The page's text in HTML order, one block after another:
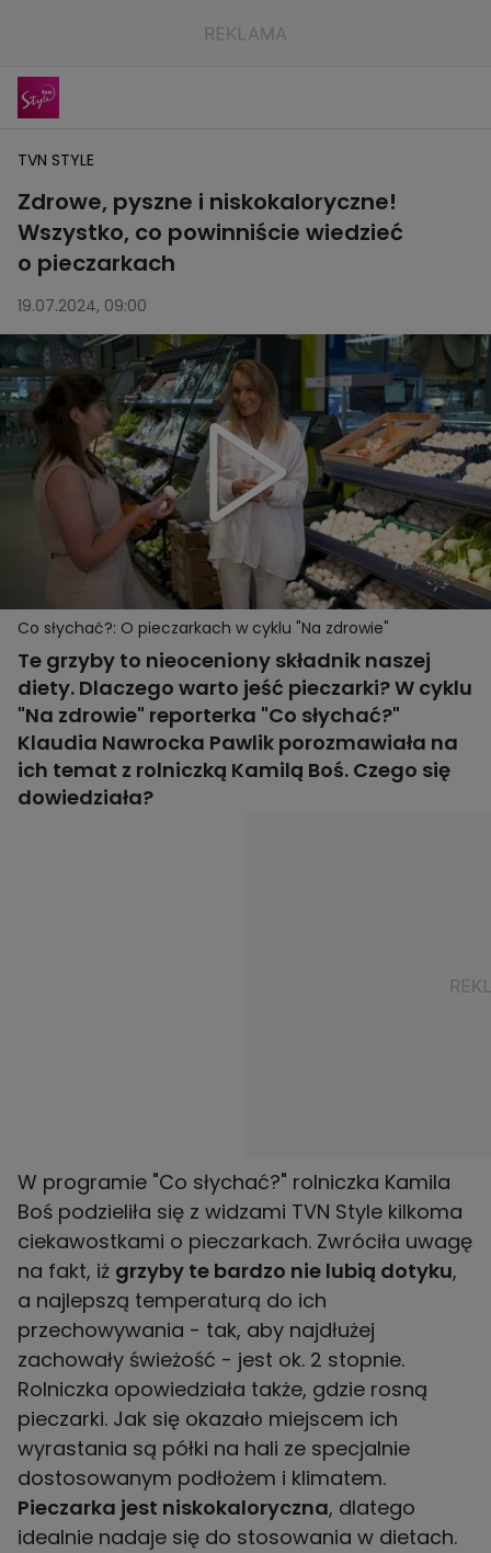
TVN STYLE
Zdrowe, pyszne i niskokaloryczne!
Wszystko, co powinniście wiedzieć
o pieczarkach
19.07.2024, 09:00
Co słychać?: O pieczarkach w cyklu "Na zdrowie"
Te grzyby to nieoceniony składnik naszej
diety. Dlaczego warto jeść pieczarki? W cyklu
"Na zdrowie" reporterka "Co słychać?"
Klaudia Nawrocka Pawlik porozmawiała na
ich temat z rolniczką Kamilą Boś. Czego się
dowiedziała?
W programie "Co słychać?" rolniczka Kamila
Boś podzieliła się z widzami TVN Style kilkoma
ciekawostkami o pieczarkach. Zwróciła uwagę
na fakt, iż grzyby te bardzo nie lubią dotyku,
a najlepszą temperaturą do ich
przechowywania - tak, aby najdłużej
zachowały świeżość - jest ok. 2 stopnie.
Rolniczka opowiedziała także, gdzie rosną
pieczarki. Jak się okazało miejscem ich
wyrastania są półki na hali ze specjalnie
dostosowanym podłożem i klimatem.
Pieczarka jest niskokaloryczna, dlatego
idealnie nadaje się do stosowania w dietach.